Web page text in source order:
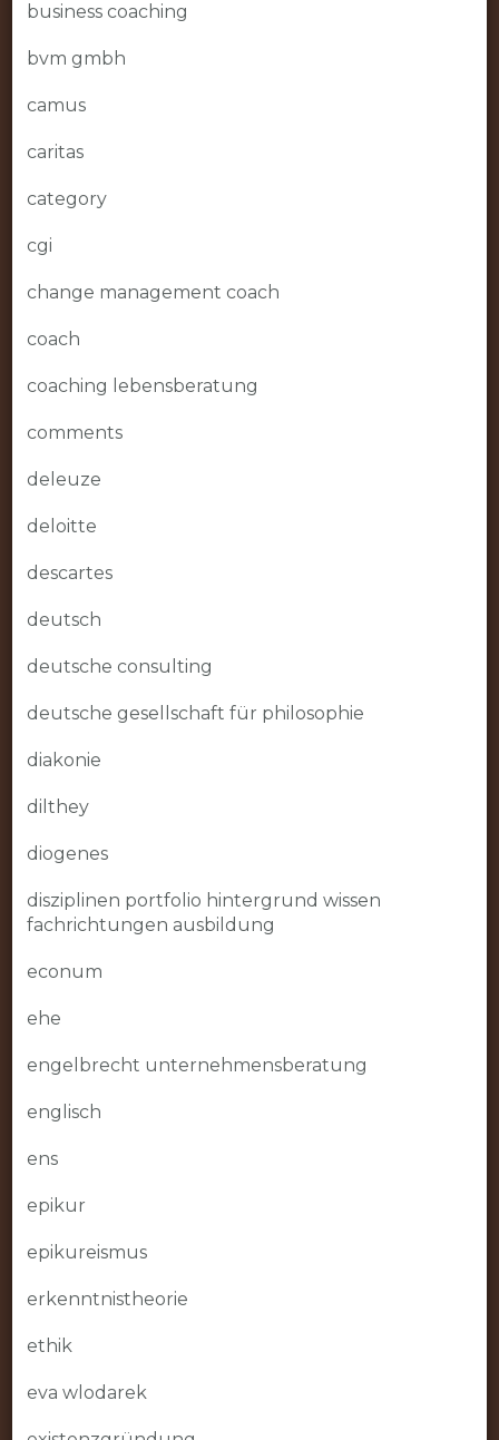
business coaching
bvm gmbh
camus
caritas
category
cgi
change management coach
coach
coaching lebensberatung
comments
deleuze
deloitte
descartes
deutsch
deutsche consulting
deutsche gesellschaft für philosophie
diakonie
dilthey
diogenes
disziplinen portfolio hintergrund wissen
fachrichtungen ausbildung
econum
ehe
engelbrecht unternehmensberatung
englisch
ens
epikur
epikureismus
erkenntnistheorie
ethik
eva wlodarek